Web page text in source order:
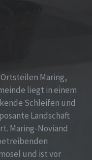
Maring,
liegt in einem
Schleifen und
Landschaft
Maring-Noviand
und ist vor